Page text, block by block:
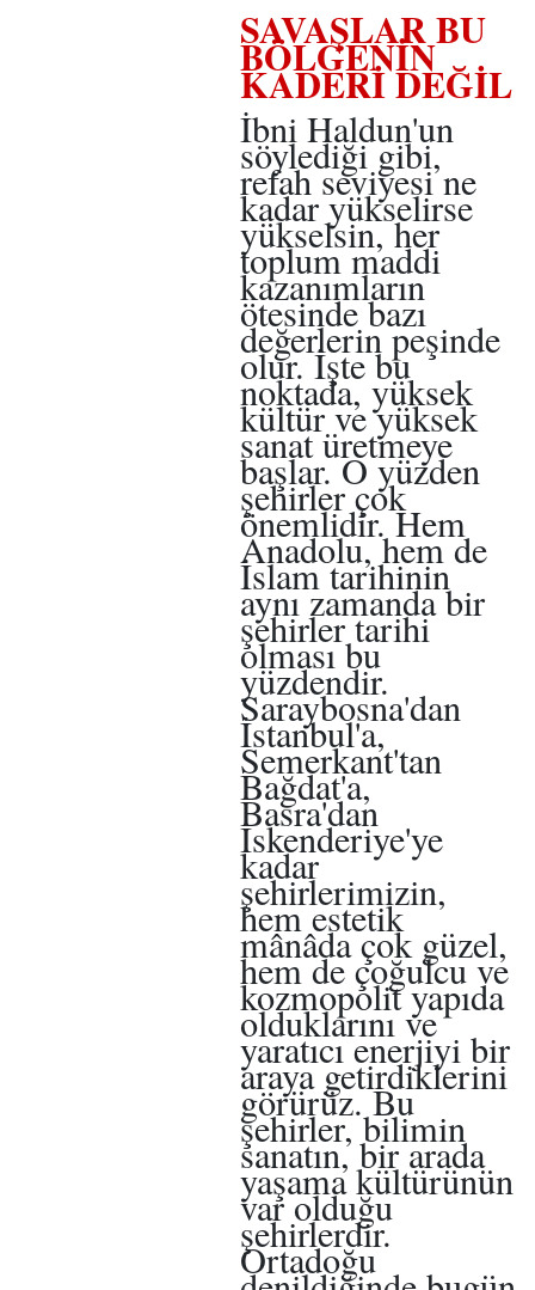
SAVAŞLAR BU
BÖLGENİN
KADERİ DEĞİL
İbni Haldun'un
söylediği gibi,
refah seviyesi ne
kadar yükselirse
yükselsin, her
toplum maddi
kazanımların
ötesinde bazı
değerlerin peşinde
olur. İşte bu
noktada, yüksek
kültür ve yüksek
sanat üretmeye
başlar. O yüzden
şehirler çok
önemlidir. Hem
Anadolu, hem de
İslam tarihinin
aynı zamanda bir
şehirler tarihi
olması bu
yüzdendir.
Saraybosna'dan
İstanbul'a,
Semerkant'tan
Bağdat'a,
Basra'dan
İskenderiye'ye
kadar
şehirlerimizin,
hem estetik
mânâda çok güzel,
hem de çoğulcu ve
kozmopolit yapıda
olduklarını ve
yaratıcı enerjiyi bir
araya getirdiklerini
görürüz. Bu
şehirler, bilimin
sanatın, bir arada
yaşama kültürünün
var olduğu
şehirlerdir.
Ortadoğu